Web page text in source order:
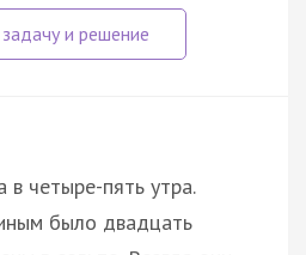
в четыре-пять утра.
было двадцать